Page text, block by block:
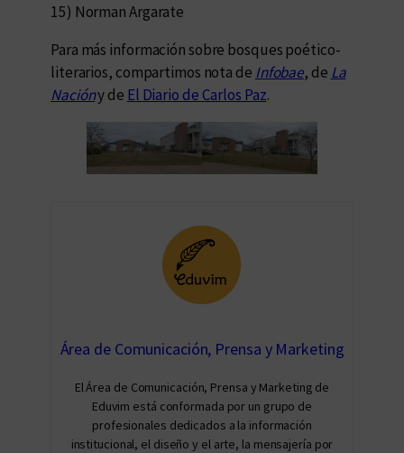
15) Norman Argarate
Para más información sobre bosques poético-
literarios, compartimos nota de Infobae, de La
Nacióny de El Diario de Carlos Paz.
Área de Comunicación, Prensa y Marketing
El Área de Comunicación, Prensa y Marketing de
Eduvim está conformada por un grupo de
profesionales dedicados a la información
institucional, el diseño y el arte, la mensajería por